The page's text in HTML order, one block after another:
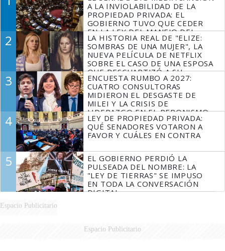
A LA INVIOLABILIDAD DE LA
PROPIEDAD PRIVADA: EL
GOBIERNO TUVO QUE CEDER
EN LA LEY DEL MANEJO DEL
FUEGO
2
LA HISTORIA REAL DE "ELIZE:
SOMBRAS DE UNA MUJER", LA
NUEVA PELÍCULA DE NETFLIX
SOBRE EL CASO DE UNA ESPOSA
QUE DESCUARTIZÓ A SU
MARIDO
3
ENCUESTA RUMBO A 2027:
CUATRO CONSULTORAS
MIDIERON EL DESGASTE DE
MILEI Y LA CRISIS DE
LIDERAZGO EN EL PERONISMO
4
LEY DE PROPIEDAD PRIVADA:
QUÉ SENADORES VOTARON A
FAVOR Y CUÁLES EN CONTRA
5
EL GOBIERNO PERDIÓ LA
PULSEADA DEL NOMBRE: LA
"LEY DE TIERRAS" SE IMPUSO
EN TODA LA CONVERSACIÓN
DIGITAL
Espacio Publicitario
Espacio Publicitario